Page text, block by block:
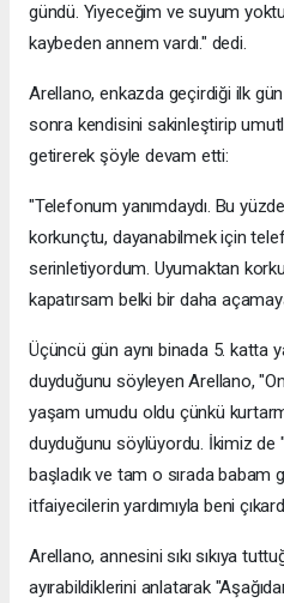
gündü. Yiyeceğim ve suyum
kaybeden annem vardı." dedi.
Arellano, enkazda geçirdiği ilk
sonra kendisini sakinleştirip
getirerek şöyle devam etti:
"Telefonum yanımdaydı. Bu
korkunçtu, dayanabilmek için
serinletiyordum. Uyumaktan
kapatırsam belki bir daha
Üçüncü gün aynı binada 5. katta
duyduğunu söyleyen Arellano,
yaşam umudu oldu çünkü
duyduğunu söylüyordu. İkimiz de
başladık ve tam o sırada babam
itfaiyecilerin yardımıyla beni
Arellano, annesini sıkı sıkıya
ayırabildiklerini anlatarak